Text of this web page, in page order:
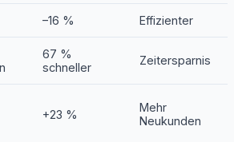
–16 % Effizienter
67 %
schneller
Zeitersparnis
+23 %
Mehr
Neukunden